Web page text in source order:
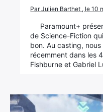
Par Julien Barthet , le 10
Paramount+
de Science-Fiction
bon. Au casting,
récemment dans les
Fishburne et Gabriel